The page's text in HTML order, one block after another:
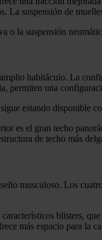
La suspensión de
o la suspensión
habitáculo. La
permiten una
estando disponible
es el gran techo
de techo más
musculoso. Los
blisters,
más espacio para la